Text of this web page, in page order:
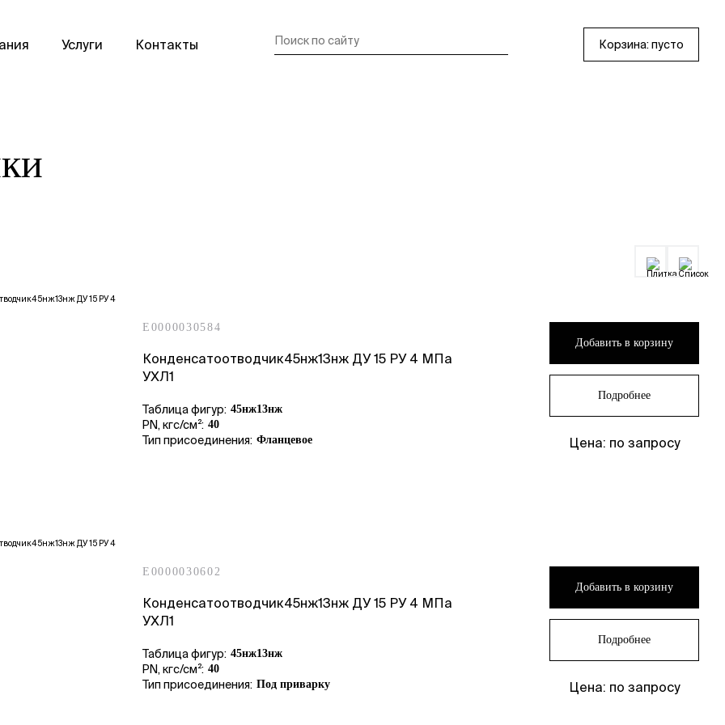
Услуги Контакты Корзина:пусто
E0000030584
Конденсатоотводчик45нж13нж ДУ 15 РУ 4 МПа
УХЛ1
Таблица фигур: 45нж13нж
PN, кгс/см²: 40
Тип присоединения: Фланцевое
Добавить в корзину
Подробнее
Цена: по запросу
E0000030602
Конденсатоотводчик45нж13нж ДУ 15 РУ 4 МПа
УХЛ1
Таблица фигур: 45нж13нж
PN, кгс/см²: 40
Тип присоединения: Под приварку
Добавить в корзину
Подробнее
Цена: по запросу